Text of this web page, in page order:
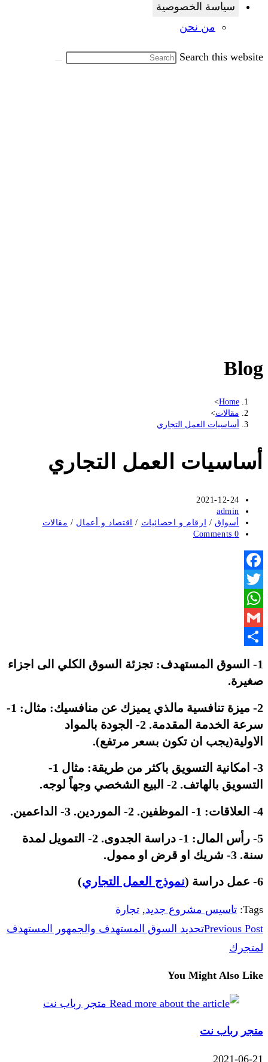
سياسة الخصوصية
من نحن
Search this website
Blog
Home
>
مقالات>
أساسيات العمل التجاري
أساسيات العمل التجاري
2021-12-24
admin
أسواق / ارقام و احصائيات / اقتصاد و أعمال / مقالات
0 Comments
Facebook
Twitter
WhatsApp
Gmail
1- السوق المستهدف: تجزئة السوق الكلي الى اجزاء
صغيرة.
2- ميزة تنافسية مالذي يميزك عن منافسيك: مثال: 1-
سرعة الخدمة المقدمة. 2- الجودة بالمواد
الاولية(يجب ان تكون بسعر مرتفع).
3- امكانية التسويق باكثر من طريقة: مثال 1-
التسويق بالهاتف. 2- البيع الشخصي وجهاً لوجه.
4- العلاقات: 1- الموظفين. 2- الموردين. 3- الداعمين.
5- رأس المال: 1- دراسة الجدوى. 2- التمويل لمدة
سنة. 3- شريك او قرض او ممول.
6- عمل دراسة ( نموذج العمل التجاري)
Tags
: تاسيس مشروع جديد, تجارة
Previous Postتحديد السوق المستهدف والجمهور المستهدف
لمتجرك
You Might Also Like
متجر رباب نت
2021-06-21